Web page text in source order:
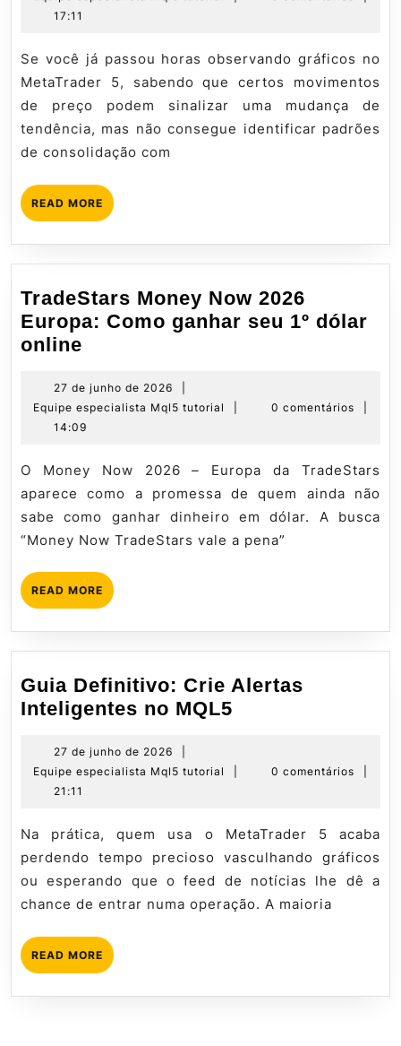
Guia
Completo
2026
tutorial
17:11
Se você já passou horas observando gráficos no
MetaTrader 5, sabendo que certos movimentos
de preço podem sinalizar uma mudança de
tendência, mas não consegue identificar padrões
de consolidação com
READ MORE READ
MORE
TradeStars Money Now 2026
Europa: Como ganhar seu 1º dólar
online
Now
2026
Europa:
Como
ganhar
seu
1º
dólar
online
27 de junho de 2026
27
de
2026
Equipe especialista Mql5 tutorial
Equipe
tutorial
0 comentários
14:09
O Money Now 2026 – Europa da TradeStars
aparece como a promessa de quem ainda não
sabe como ganhar dinheiro em dólar. A busca
“Money Now TradeStars vale a pena”
READ MORE READ
MORE
Guia Definitivo: Crie Alertas
Inteligentes no MQL5
Alertas
no
MQL5
27 de junho de 2026
de
2026
Equipe especialista Mql5 tutorial
tutorial
0 comentários
21:11
Na prática, quem usa o MetaTrader 5 acaba
perdendo tempo precioso vasculhando gráficos
ou esperando que o feed de notícias lhe dê a
chance de entrar numa operação. A maioria
READ MORE READ
MORE